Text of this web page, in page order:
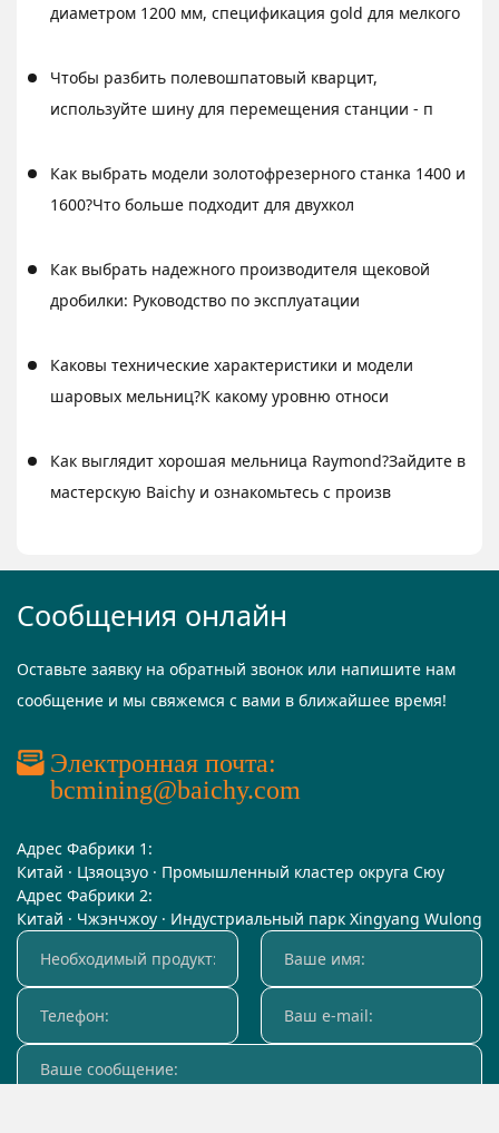
диаметром 1200 мм, спецификация gold для мелкого
Чтобы разбить полевошпатовый кварцит,
используйте шину для перемещения станции - п
Как выбрать модели золотофрезерного станка 1400 и
1600?Что больше подходит для двухкол
Как выбрать надежного производителя щековой
дробилки: Руководство по эксплуатации
Каковы технические характеристики и модели
шаровых мельниц?К какому уровню относи
Как выглядит хорошая мельница Raymond?Зайдите в
мастерскую Baichy и ознакомьтесь с произв
Сообщения онлайн
Оставьте заявку на обратный звонок или напишите нам
сообщение и мы свяжемся с вами в ближайшее время!
Электронная почта:
bcmining@baichy.com
Адрес Фабрики 1:
Китай · Цзяоцзуо · Промышленный кластер округа Сюу
Адрес Фабрики 2:
Китай · Чжэнчжоу · Индустриальный парк Xingyang Wulong